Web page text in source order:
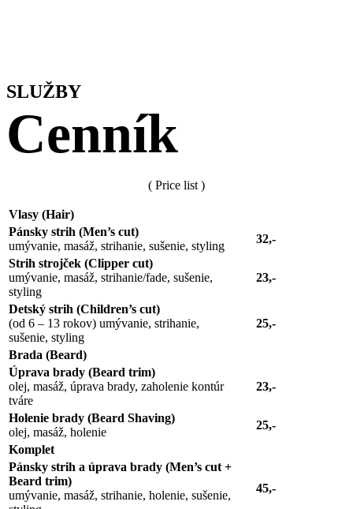
SLUŽBY
Cenník
( Price list )
Vlasy (Hair)
Pánsky strih (Men’s cut)
umývanie, masáž, strihanie, sušenie, styling
32,-
Strih strojček (Clipper cut)
umývanie, masáž, strihanie/fade, sušenie,
styling
23,-
Detský strih (Children’s cut)
(od 6 – 13 rokov) umývanie, strihanie,
sušenie, styling
25,-
Brada (Beard)
Úprava brady (Beard trim)
olej, masáž, úprava brady, zaholenie kontúr
tváre
23,-
Holenie brady (Beard Shaving)
olej, masáž, holenie
25,-
Komplet
Pánsky strih a úprava brady (Men’s cut +
Beard trim)
umývanie, masáž, strihanie, holenie, sušenie,
45,-